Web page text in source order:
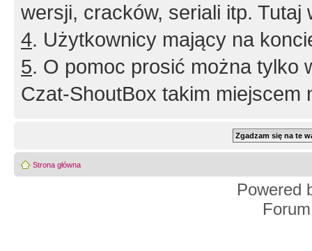
wersji, cracków, seriali itp. Tutaj
4. Użytkownicy mający na
5. O pomoc prosić można tylko
Czat-ShoutBox takim miejscem
Strona główna
Powered